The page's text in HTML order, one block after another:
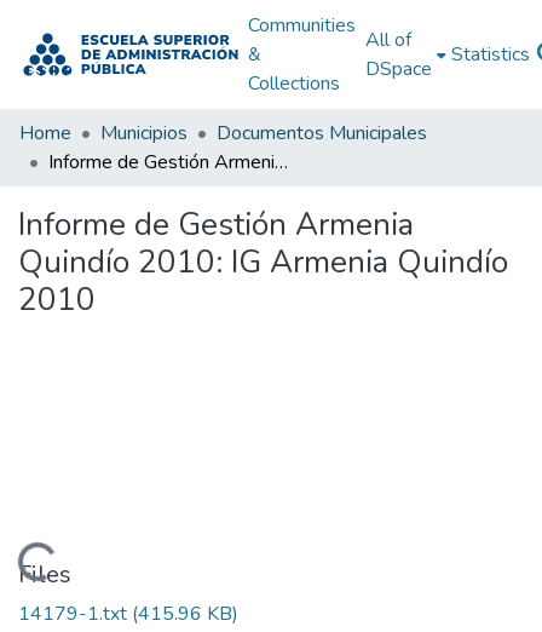
Communities
&
Collections
All of
DSpace
Statistics
Home Municipios
Documentos Municipales
Informe de Gestión Armenia Quindío 2010: IG Armenia Quindío 2010
Informe de Gestión Armenia
Quindío 2010: IG Armenia Quindío
2010
Loading...
Files
14179-1.txt (415.96 KB)